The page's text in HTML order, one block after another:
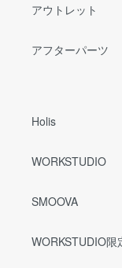
アウトレット
アフターパーツ
Holis
WORKSTUDIO
SMOOVA
WORKSTUDIO限